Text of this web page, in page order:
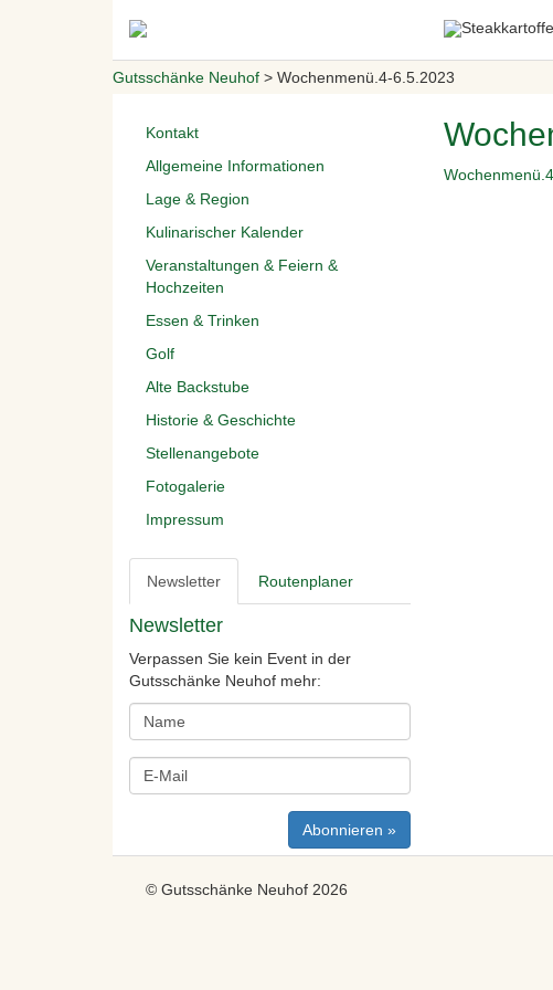
Gutsschänke Neuhof > Wochenmenü.4-6.5.2023
Kontakt
Allgemeine Informationen
Lage & Region
Kulinarischer Kalender
Veranstaltungen & Feiern &
Hochzeiten
Essen & Trinken
Golf
Alte Backstube
Historie & Geschichte
Stellenangebote
Fotogalerie
Impressum
Newsletter Routenplaner
Newsletter
Verpassen Sie kein Event in der
Gutsschänke Neuhof mehr:
© Gutsschänke Neuhof 2026